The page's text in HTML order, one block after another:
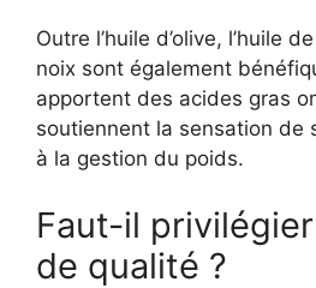
Outre l’huile d’olive, l’huile
noix sont également
apportent des acides gras
soutiennent la sensation de
à la gestion du poids.
Faut-il
de qualité ?